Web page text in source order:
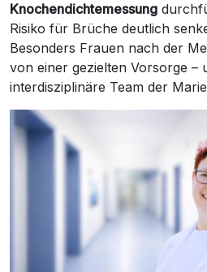
Knochendichtemessung
Risiko für Brüche deutlich
Besonders Frauen nach der
von einer gezielten Vorsorge –
interdisziplinäre Team der